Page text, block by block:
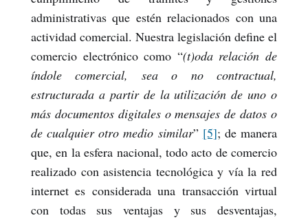
administrativas que estén relacionados con una
actividad comercial. Nuestra legislación define el
comercio electrónico como “(t)oda relación de
índole comercial, sea o no contractual,
estructurada a partir de la utilización de uno o
más documentos digitales o mensajes de datos o
de cualquier otro medio similar” [5]; de manera
que, en la esfera nacional, todo acto de comercio
realizado con asistencia tecnológica y vía la red
internet es considerada una transacción virtual
con todas sus ventajas y sus desventajas,